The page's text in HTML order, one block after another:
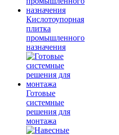
Кислотоупорная
плитка
промышленного
назначения
Готовые
системные
решения для
монтажа